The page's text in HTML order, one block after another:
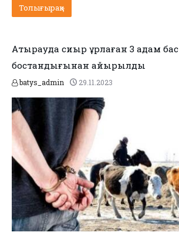
Толығырақ »
Атырауда сиыр ұрлаған 3 адам бас
бостандығынан айырылды
batys_admin 29.11.2023